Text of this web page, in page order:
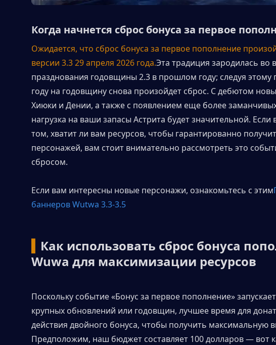
Когда начнется сброс бонуса за первое
Ожидается, что сброс бонуса за первое пополнение
версии 3.3 29 апреля 2026 года.Эта традиция зародилась во
празднования годовщины 2.3 в прошлом году; следуя этому
году на годовщину снова произойдет сброс. С дебютом
Хиюки и Дении, а также с появлением еще более
нагрузка на ваши запасы Астрита будет значительной. Если
том, хватит ли вам ресурсов, чтобы гарантированно
персонажей, вам стоит внимательно рассмотреть это
сбросом.
Если вам интересны новые персонажи, ознакомьтесь с этим
баннеров Wutwa 3.3-3.5
Как использовать сброс бонуса
Wuwa для максимизации ресурсов
Поскольку событие «Бонус за первое пополнение»
крупных обновлений или годовщин, лучшее время для
действия двойного бонуса, чтобы получить максимальную
Предположим, наш бюджет составляет 100 долларов — вот